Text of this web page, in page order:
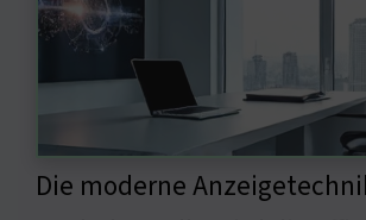
Die moderne